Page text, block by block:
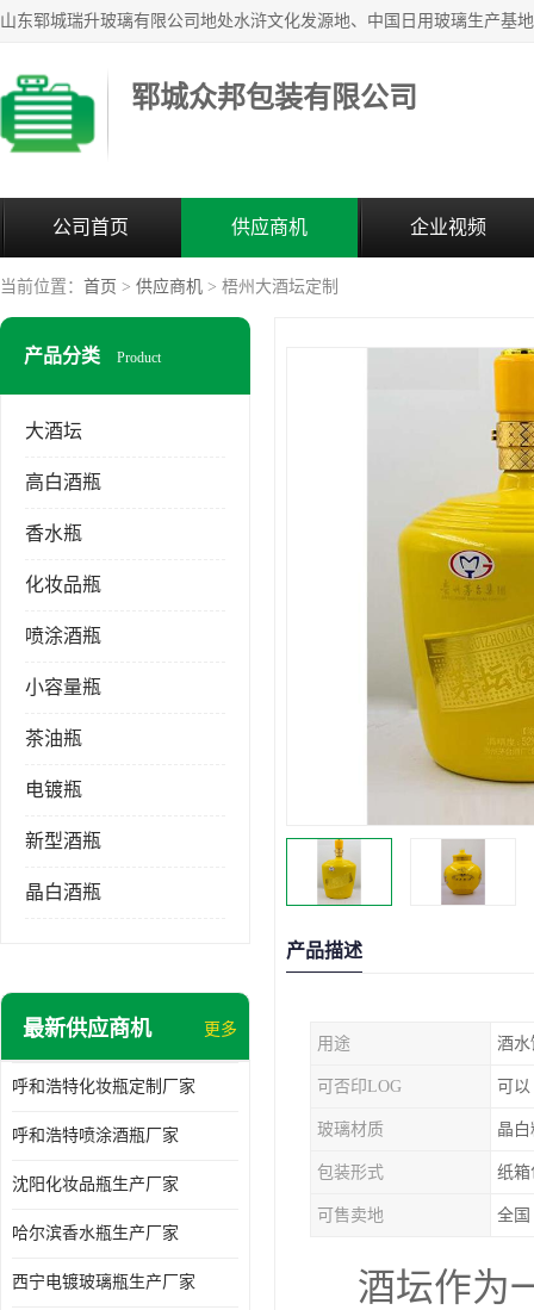
郓城众邦包装有限公司
公司首页 供应商机 企业视频
当前位置： 首页 > 供应商机 > 梧州大酒坛定制
产品分类 Product
大酒坛
高白酒瓶
香水瓶
化妆品瓶
喷涂酒瓶
小容量瓶
茶油瓶
电镀瓶
新型酒瓶
晶白酒瓶
最新供应商机 更多
呼和浩特化妆瓶定制厂家
呼和浩特喷涂酒瓶厂家
沈阳化妆品瓶生产厂家
哈尔滨香水瓶生产厂家
西宁电镀玻璃瓶生产厂家
产品描述
用途 酒水
可否印LOG 可以
玻璃材质 晶
包装形式 纸箱
可售卖地 全国
酒坛作为